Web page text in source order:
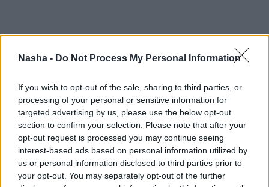
Nasha - Do Not Process My Personal Information
If you wish to opt-out of the sale, sharing to third parties, or
processing of your personal or sensitive information for
targeted advertising by us, please use the below opt-out
section to confirm your selection. Please note that after your
opt-out request is processed you may continue seeing
interest-based ads based on personal information utilized by
us or personal information disclosed to third parties prior to
your opt-out. You may separately opt-out of the further